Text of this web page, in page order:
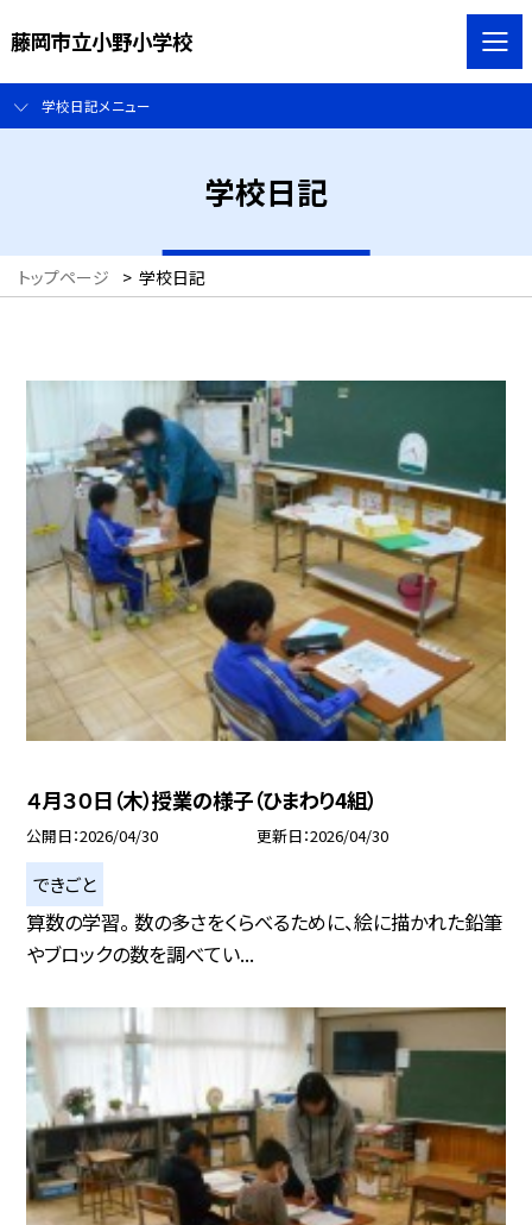
藤岡市立小野小学校
学校日記メニュー
学校日記
トップページ > 学校日記
４月３０日（木）授業の様子（ひまわり4組）
公開日 2026/04/30 更新日 2026/04/30
できごと
算数の学習。 数の多さをくらべるために、絵に描かれた鉛筆
やブロックの数を調べてい...